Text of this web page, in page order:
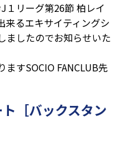
１リーグ第26節 柏レイ
来るエキサイティングシ
ましたのでお知らせいた
すSOCIO FANCLUB先
［バックスタン